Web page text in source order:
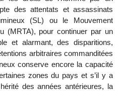
des attentats et assassinats
(SL) ou le Mouvement
(MRTA), pour continuer par un
et alarmant, des disparitions,
arbitraires commanditées
conserve encore la capacité
zones du pays et s’il y a
des années antérieures, la